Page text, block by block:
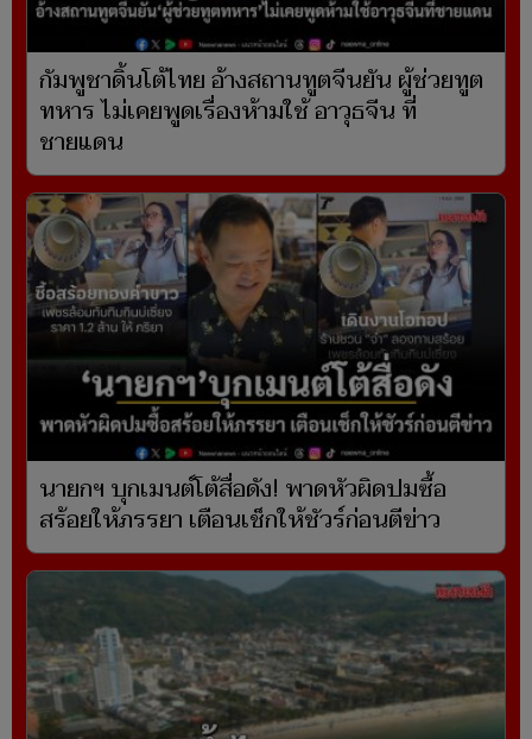
กัมพูชาดิ้นโต้ไทย อ้างสถานทูตจีนยัน ผู้ช่วยทูต
ทหาร ไม่เคยพูดเรื่องห้ามใช้ อาวุธจีน ที่
ชายแดน
นายกฯ บุกเมนต์โต้สื่อดัง! พาดหัวผิดปมซื้อ
สร้อยให้ภรรยา เตือนเช็กให้ชัวร์ก่อนตีข่าว